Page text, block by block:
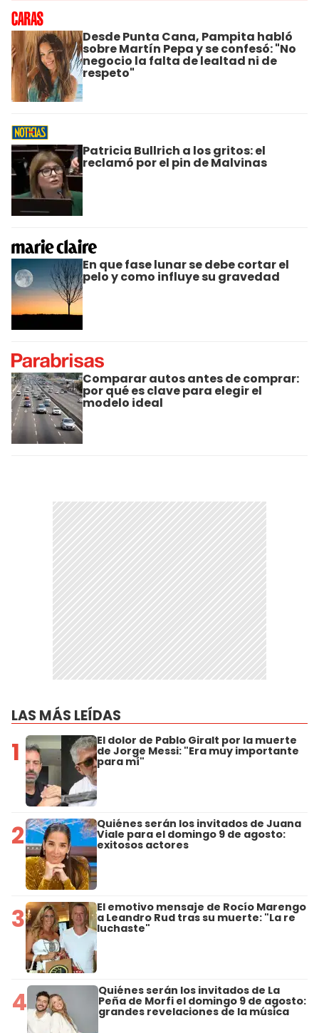
Desde Punta Cana, Pampita habló
sobre Martín Pepa y se confesó: "No
negocio la falta de lealtad ni de
respeto"
Patricia Bullrich a los gritos: el
reclamó por el pin de Malvinas
En que fase lunar se debe cortar el
pelo y como influye su gravedad
Comparar autos antes de comprar:
por qué es clave para elegir el
modelo ideal
LAS MÁS LEÍDAS
1 El dolor de Pablo Giralt por la muerte
de Jorge Messi: "Era muy importante
para mí"
2 Quiénes serán los invitados de Juana
Viale para el domingo 9 de agosto:
exitosos actores
3 El emotivo mensaje de Rocío Marengo
a Leandro Rud tras su muerte: "La re
luchaste"
4 Quiénes serán los invitados de La
Peña de Morfi el domingo 9 de agosto:
grandes revelaciones de la música